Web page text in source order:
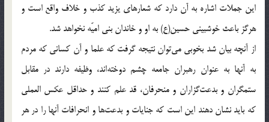
این جملات اشاره به آن دارد که شعارهای یزید کذب و خلاف واقع است و
هرگز باعث خوشبینی حسین(ع) به او و خاندان بنی امیّه نخواهد شد.
از آنچه بیان شد بخوبی می‌توان نتیجه گرفت که علما و آن کسانی که مردم
به آنها به عنوان رهبران جامعه چشم دوخته‌اند، وظیفه دارند در مقابل
ستمگران و بدعت‌گزاران و منحرفان، قد علم کنند و حداقل عکس العملی
که باید نشان دهند این است که جنایات و بدعت‌ها و انحرافات آنها را در هر